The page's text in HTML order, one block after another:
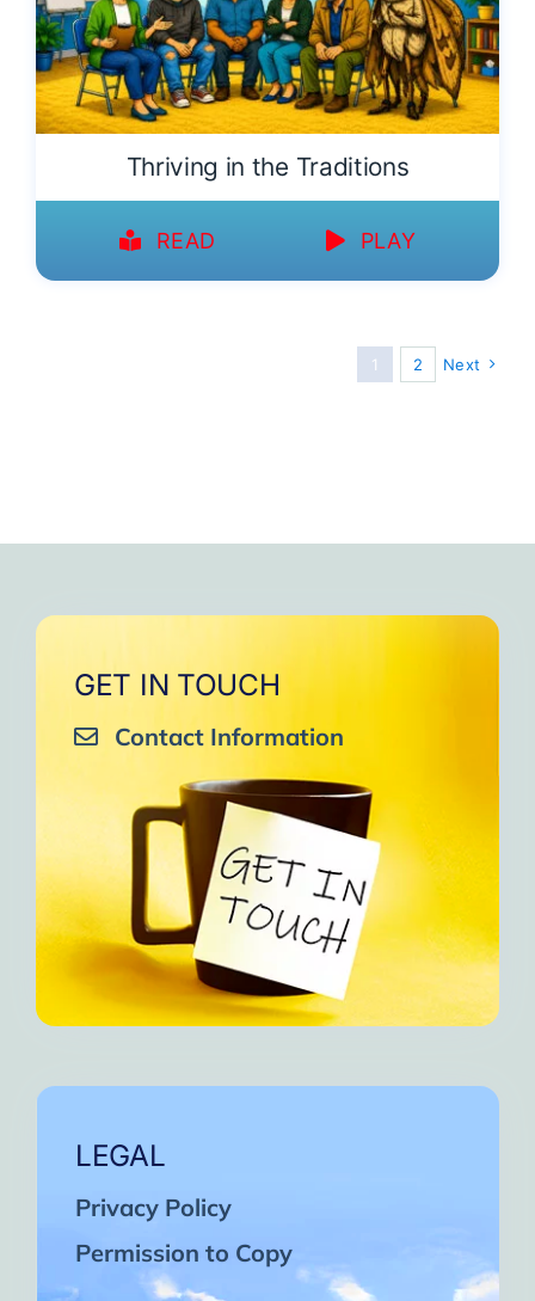
Thriving in the Traditions
READ PLAY
1 2 Next
GET IN TOUCH
Contact Information
LEGAL
Privacy Policy
Permission to Copy